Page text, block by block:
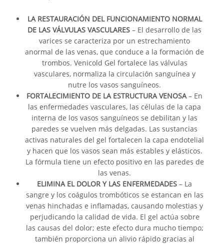
LA RESTAURACIÓN DEL FUNCIONAMIENTO NORMAL
DE LAS VÁLVULAS VASCULARES – El desarrollo de las
varices se caracteriza por un estrechamiento
anormal de las venas, que conduce a la formación de
trombos. Venicold Gel fortalece las válvulas
vasculares, normaliza la circulación sanguínea y
nutre los vasos sanguíneos.
FORTALECIMIENTO DE LA ESTRUCTURA VENOSA– En
las enfermedades vasculares, las células de la capa
interna de los vasos sanguíneos se debilitan y las
paredes se vuelven más delgadas. Las sustancias
activas naturales del gel fortalecen la capa endotelial
y hacen que los vasos sean más estables y elásticos.
La fórmula tiene un efecto positivo en las paredes de
las venas.
ELIMINA EL DOLOR Y LAS ENFERMEDADES – La
sangre y los coágulos trombóticos se estancan en las
venas hinchadas e inflamadas, causando molestias y
perjudicando la calidad de vida. El gel actúa sobre
las causas del dolor; este efecto dura mucho tiempo;
también proporciona un alivio rápido gracias al